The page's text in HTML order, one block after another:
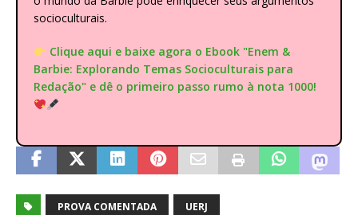
socioculturais.
Clique aqui e baixe agora o Ebook "Enem &
Barbie: Explorando Temas Socioculturais para
Redação" e dê o primeiro passo rumo à nota 1000!
PROVA COMENTADA UERJ